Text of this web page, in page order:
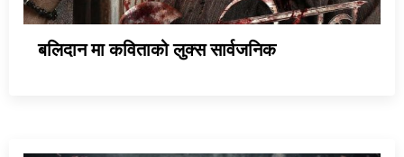
बलिदान मा कविताको लुक्स सार्वजनिक